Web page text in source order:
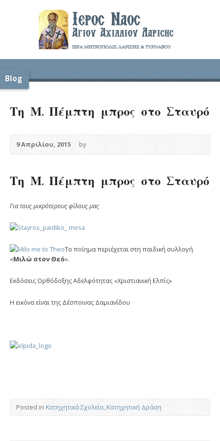
Blog
Τη Μ. Πέμπτη μπρος στο Σταυρό
9 Απριλίου, 2015 by
Τη Μ. Πέμπτη μπρος στο Σταυρό
Για τους μικρότερους φίλους μας
Το ποίημα περιέχεται στη παιδική συλλογή
«Μιλώ στον Θεό».
Εκδόσεις Ορθόδοξης Αδελφότητας «Χριστιανική Ελπίς»
Η εικόνα είναι της Δέσποινας Δαμιανίδου
Posted in Κατηχητικά Σχολεία,Κατηχητική Δράση